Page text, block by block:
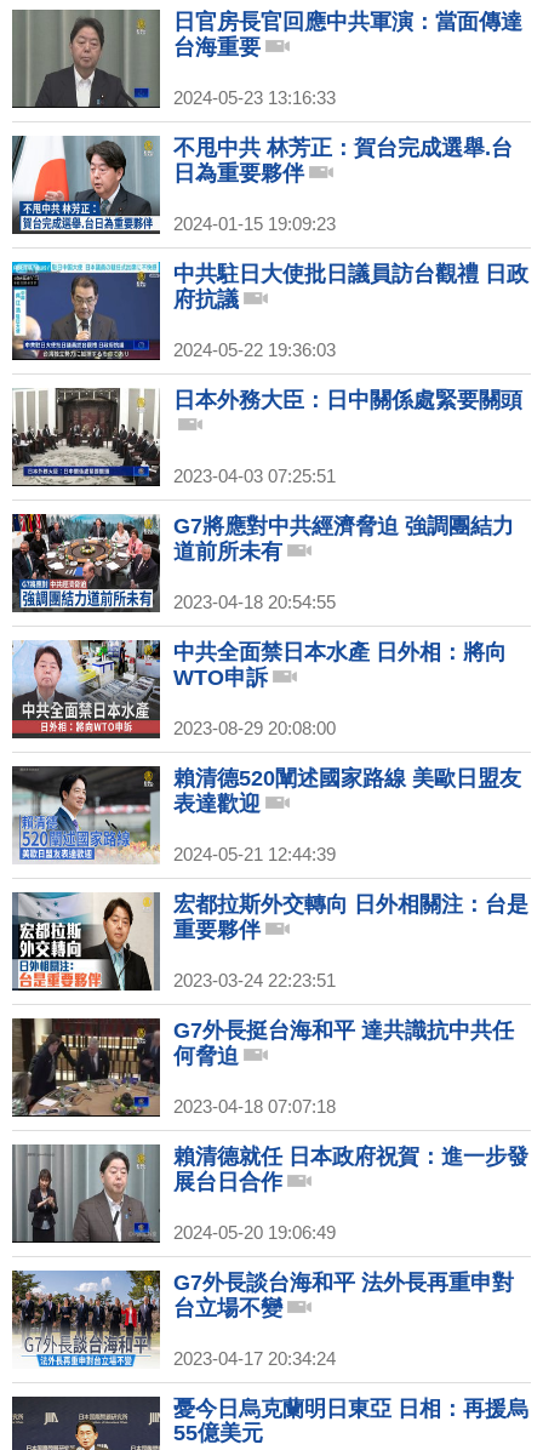
日官房長官回應中共軍演：當面傳達
台海重要
2024-05-23 13:16:33
不甩中共 林芳正：賀台完成選舉.台
日為重要夥伴
2024-01-15 19:09:23
中共駐日大使批日議員訪台觀禮 日政
府抗議
2024-05-22 19:36:03
日本外務大臣：日中關係處緊要關頭
2023-04-03 07:25:51
G7將應對中共經濟脅迫 強調團結力
道前所未有
2023-04-18 20:54:55
中共全面禁日本水產 日外相：將向
WTO申訴
2023-08-29 20:08:00
賴清德520闡述國家路線 美歐日盟友
表達歡迎
2024-05-21 12:44:39
宏都拉斯外交轉向 日外相關注：台是
重要夥伴
2023-03-24 22:23:51
G7外長挺台海和平 達共識抗中共任
何脅迫
2023-04-18 07:07:18
賴清德就任 日本政府祝賀：進一步發
展台日合作
2024-05-20 19:06:49
G7外長談台海和平 法外長再重申對
台立場不變
2023-04-17 20:34:24
憂今日烏克蘭明日東亞 日相：再援烏
55億美元